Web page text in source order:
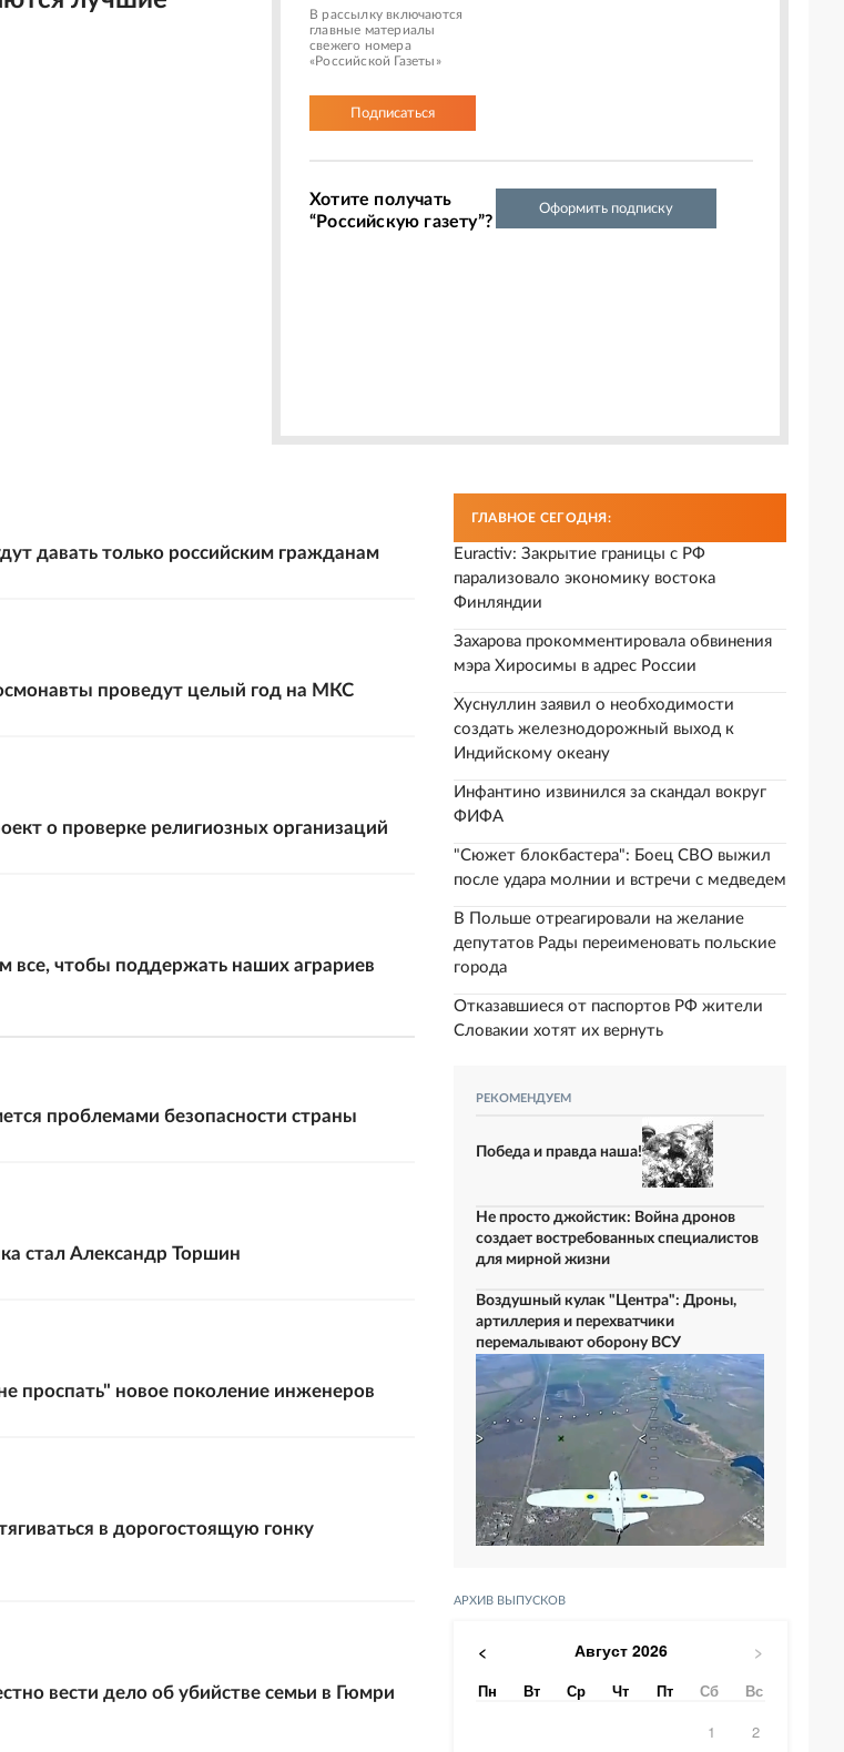
В рассылку включаются
главные материалы
свежего номера
«Российской Газеты»
Подписаться
Хотите получать
“Российскую газету”?
Оформить подписку
давать только российским гражданам
проведут целый год на МКС
о проверке религиозных организаций
чтобы поддержать наших аграриев
проблемами безопасности страны
стал Александр Торшин
проспать" новое поколение инженеров
в дорогостоящую гонку
вести дело об убийстве семьи в Гюмри
ГЛАВНОЕ СЕГОДНЯ:
Euractiv: Закрытие границы с РФ
парализовало экономику востока
Финляндии
Захарова прокомментировала обвинения
мэра Хиросимы в адрес России
Хуснуллин заявил о необходимости
создать железнодорожный выход к
Индийскому океану
Инфантино извинился за скандал вокруг
ФИФА
"Сюжет блокбастера": Боец СВО выжил
после удара молнии и встречи с медведем
В Польше отреагировали на желание
депутатов Рады переименовать польские
города
Отказавшиеся от паспортов РФ жители
Словакии хотят их вернуть
РЕКОМЕНДУЕМ
Победа и правда наша!
Не просто джойстик: Война дронов
создает востребованных специалистов
для мирной жизни
Воздушный кулак "Центра": Дроны,
артиллерия и перехватчики
перемалывают оборону ВСУ
АРХИВ ВЫПУСКОВ
< Август 2026 >
Пн Вт Ср Чт Пт Сб
Вс
1
2